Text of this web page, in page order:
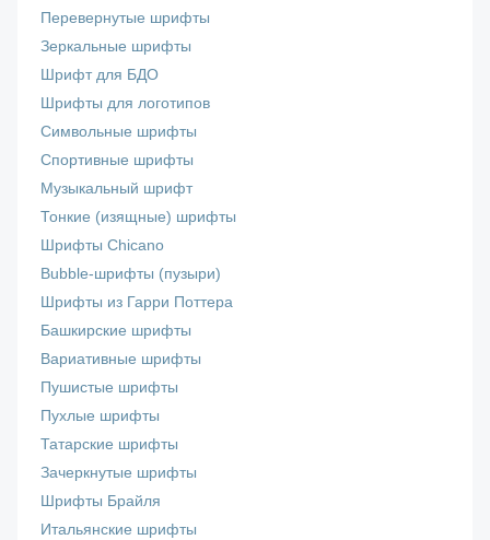
Перевернутые шрифты
Зеркальные шрифты
Шрифт для БДО
Шрифты для логотипов
Символьные шрифты
Спортивные шрифты
Музыкальный шрифт
Тонкие (изящные) шрифты
Шрифты Chicano
Bubble-шрифты (пузыри)
Шрифты из Гарри Поттера
Башкирские шрифты
Вариативные шрифты
Пушистые шрифты
Пухлые шрифты
Татарские шрифты
Зачеркнутые шрифты
Шрифты Брайля
Итальянские шрифты